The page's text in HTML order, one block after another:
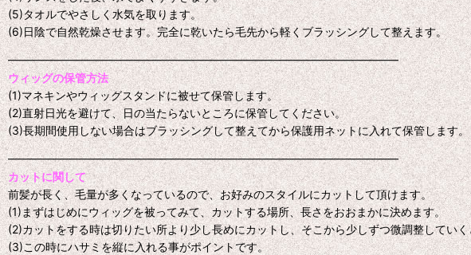
(5)タオルでやさしく水気を取ります。
(6)日陰で自然乾燥させます。完全に乾いたら毛先から軽くブラッシングして整えます。
━━━━━━━━━━━━━━━━━━━━━━━━━━━━━━━━━━━
ウィッグの保管方法
(1)マネキンやウィッグスタンドに被せて保管します。
(2)直射日光を避けて、日の当たらないところに保管してください。
(3)長期間使用しない場合はブラッシングして整えてから保護用ネットに入れて保管します。
━━━━━━━━━━━━━━━━━━━━━━━━━━━━━━━━━━━
カットに関して
前髪が長く、毛量が多くなっているので、お好みのスタイルにカットして頂けます。
(1)まずはじめにウィッグを被ってみて、カットする場所、長さをおおまかに決めます。
(2)カットをする時は切りたい所より少し長めにカットし、そこから少しずつ微調整してい
(3)この時にハサミを縦に入れる事がポイントです。